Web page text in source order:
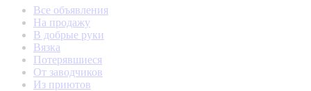
Все объявления
На продажу
В добрые руки
Вязка
Потерявшиеся
От заводчиков
Из приютов